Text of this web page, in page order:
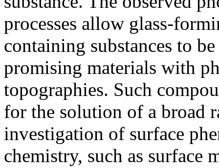
processes allow glass-
containing substances to
promising materials with
topographies. Such
for the solution of a broad
investigation of surface
chemistry, such as surface